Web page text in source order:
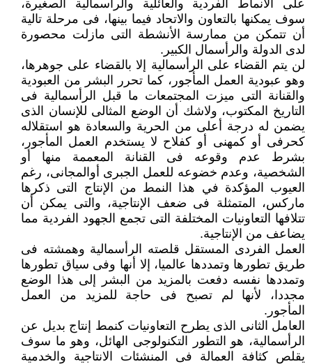
على الأنماط الفردية والعائلية والرأسمالية الصغيرة،
سوف يمكنها بالتعاون والاتحاد فيما بينها، فى مرحلة تالية
أن تتمكن من ممارسة الأنشطة التى مازلت محصورة
لدى الدولة والرأسمال الكبير.
لن يتم القضاء على الرأسمالية إلا بالقضاء على جوهرها،
وهو عبودية العمل المأجور، كما تحرر البشر من العبودية
والقنانة التى ميزت المجتمعات ما قبل الرأسمالية فى
التاريخ المكتوب، ولاشك أن الوضع المثالى للإنسان الذى
يضمن له درجة أعلى من الحرية والسعادة هو استقلاله
كحرفى أو كمهنى أو كفلاح لا يستخدم العمل المأجور،
بشرط عدم وقوعه فى القنانة المعممة منها أو
الشخصية، وعدم خضوعه للعمل الجبرى أوالمجانى، رغم
العيوب المؤكدة في هذا النمط من الإنتاج التى ذكرها
ماركس، المتمثلة فى ضعف الإنتاجية، والتى يمكن أن
تتلافها التعاونيات المختلفة التى تجمع الجهود الفردية مما
يضاعف من الإنتاجية.
العمل الفردى المستقل قلصته الرأسمالية وهمشته فى
طريق تطورها وتمددها عالميا، إلا أنها وفى سياق تطورها
وتمددها نفسه دفعت بالمزيد من البشر إلى هذا الوضع
مجددا، لأنها لم تصبح فى حاجة للمزيد من العمل
المأجور.
العامل الثانى الذى يطرح التعاونيات كنمط إنتاج بديل عن
الرأسمالية، هو التطور التكنولوجى الهائل، وهو ما سوف
يقلص كثافة العمالة فى المنشئات الانتاجية والخدمية